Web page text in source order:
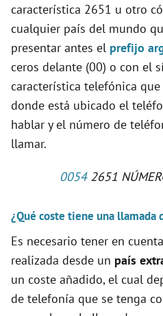
característica 2651 u otro
cualquier país del mundo
presentar antes el prefijo
ceros delante (00) o con el
característica telefónica
donde está ubicado el
hablar y el número de
llamar.
00542651
¿Qué coste tiene una llamada
Es necesario tener en
realizada desde un país
un coste añadido, el cual
de telefonía que se tenga